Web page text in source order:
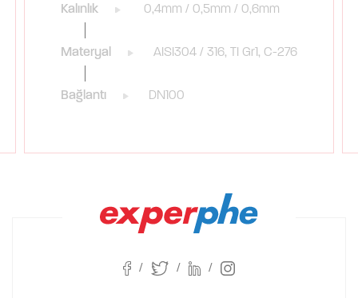
Kalınlık 0,4mm / 0,5mm / 0,6mm
Materyal AISI304 / 316, TI Gr1, C-276
Bağlantı DN100